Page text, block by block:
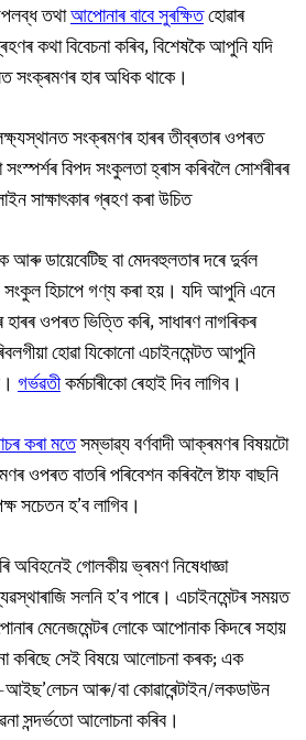
তথাআপোনাৰ বাবে সুৰক্ষিতহোৱাৰ
কথা বিবেচনা কৰিব, বিশেষকৈ আপুনি যদি
সংক্ৰমণৰ হাৰ অধিক থাকে।
সংক্ৰমণৰ হাৰৰ তীব্ৰতাৰ ওপৰত
বিপদ সংকুলতা হ্ৰাস কৰিবলৈ সোশৰীৰৰ
সাক্ষাৎকাৰ গ্ৰহণ কৰা উচিত
ডায়েবেটিছ বা মেদবহুলতাৰ দৰে দুৰ্বল
হিচাপে গণ্য কৰা হয়। যদি আপুনি এনে
ওপৰত ভিত্তি কৰি, সাধাৰণ নাগৰিকৰ
হোৱা যিকোনো এচাইনমেন্টত আপুনি
গৰ্ভৱতীকৰ্মচাৰীকো ৰেহাই দিব লাগিব।
কৰা মতেসম্ভাৱ্য বৰ্ণবাদী আক্ৰমণৰ বিষয়টো
ওপৰত বাতৰি পৰিবেশন কৰিবলৈ ষ্টাফ বাছনি
সচেতন হ’ব লাগিব।
অবিহনেই গোলকীয় ভ্ৰমণ নিষেধাজ্ঞা
সলনি হ’ব পাৰে। এচাইনমেন্টৰ সময়ত
মেনেজমেন্টৰ লোকে আপোনাক কিদৰে সহায়
কৰিছে সেই বিষয়ে আলোচনা কৰক; এক
আইছ’লেচন আৰু/বা কোৱাৰেন্টাইন/লকডাউন
সন্দৰ্ভতো আলোচনা কৰিব।